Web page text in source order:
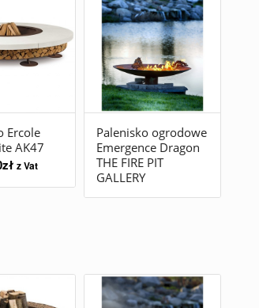
Ercole
AK47
zł z Vat
Palenisko ogrodowe
Emergence Dragon
THE FIRE PIT
GALLERY